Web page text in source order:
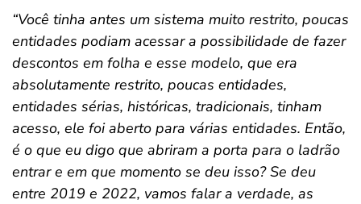
“Você tinha antes um sistema muito restrito, poucas
entidades podiam acessar a possibilidade de fazer
descontos em folha e esse modelo, que era
absolutamente restrito, poucas entidades,
entidades sérias, históricas, tradicionais, tinham
acesso, ele foi aberto para várias entidades. Então,
é o que eu digo que abriram a porta para o ladrão
entrar e em que momento se deu isso? Se deu
entre 2019 e 2022, vamos falar a verdade, as